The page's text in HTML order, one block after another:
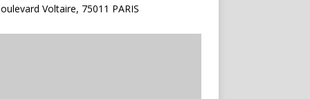
Voltaire, 75011 PARIS